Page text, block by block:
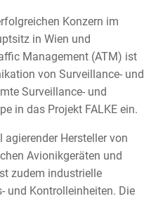
Konzern im
in Wien und
Management (ATM) ist
von Surveillance- und
Surveillance- und
in das Projekt FALKE ein.
agierender Hersteller von
Avionikgeräten und
zudem industrielle
und Kontrolleinheiten. Die